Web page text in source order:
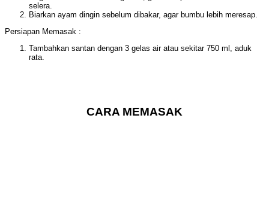
selera.
Biarkan ayam dingin sebelum dibakar, agar bumbu lebih meresap.
Persiapan Memasak :
Tambahkan santan dengan 3 gelas air atau sekitar 750 ml, aduk
rata.
CARA MEMASAK